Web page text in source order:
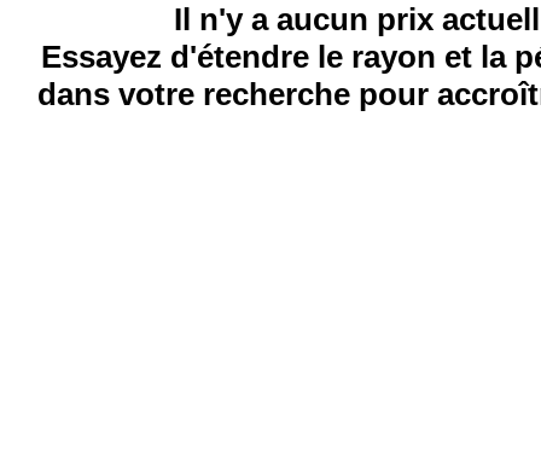
Il n'y a aucun prix
Essayez d'étendre le rayon et la
dans votre recherche pour